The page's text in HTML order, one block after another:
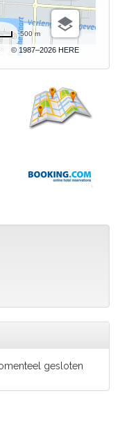
© 1987–2026 HERE
500 m
gesloten